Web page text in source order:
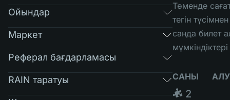
Ойындар
Маркет
Реферал бағдарламасы
RAIN таратуы
Төменде
тегін
санда билет
САНЫ
🧩 2